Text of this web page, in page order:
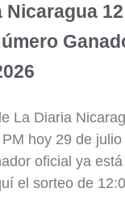
Nicaragua
La Diaria
hoy 29 de julio
oficial ya
el sorteo de